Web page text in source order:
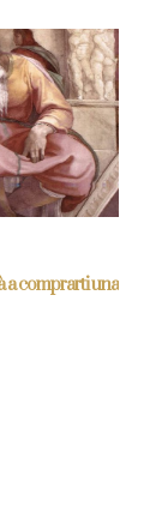
a comprarti una